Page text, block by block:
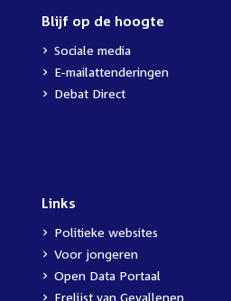
Blijf op de hoogte
Sociale media
E-mailattenderingen
Debat Direct
Links
Politieke websites
Voor jongeren
Open Data Portaal
Erelijst van Gevallenen